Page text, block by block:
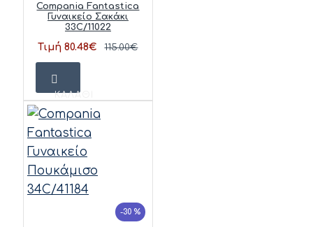
Compania Fantastica
Γυναικείο Σακάκι
33C/11022
Τιμή 80.48€ 115.00€
ΚΑΛΆΘΙ
-30 %